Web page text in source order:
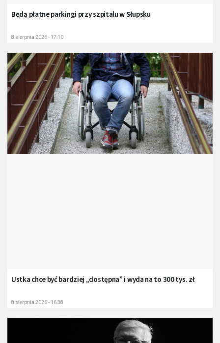
Będą płatne parkingi przy szpitalu w Słupsku
8 sierpnia 2026 - 17:10
Ustka chce być bardziej „dostępna” i wyda na to 300 tys. zł
8 sierpnia 2026 - 16:38